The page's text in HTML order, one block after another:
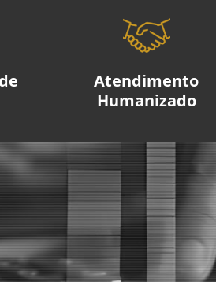
Atendimento
Humanizado